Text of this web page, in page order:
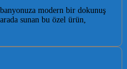
modern bir dokunuş
sunan bu özel ürün,